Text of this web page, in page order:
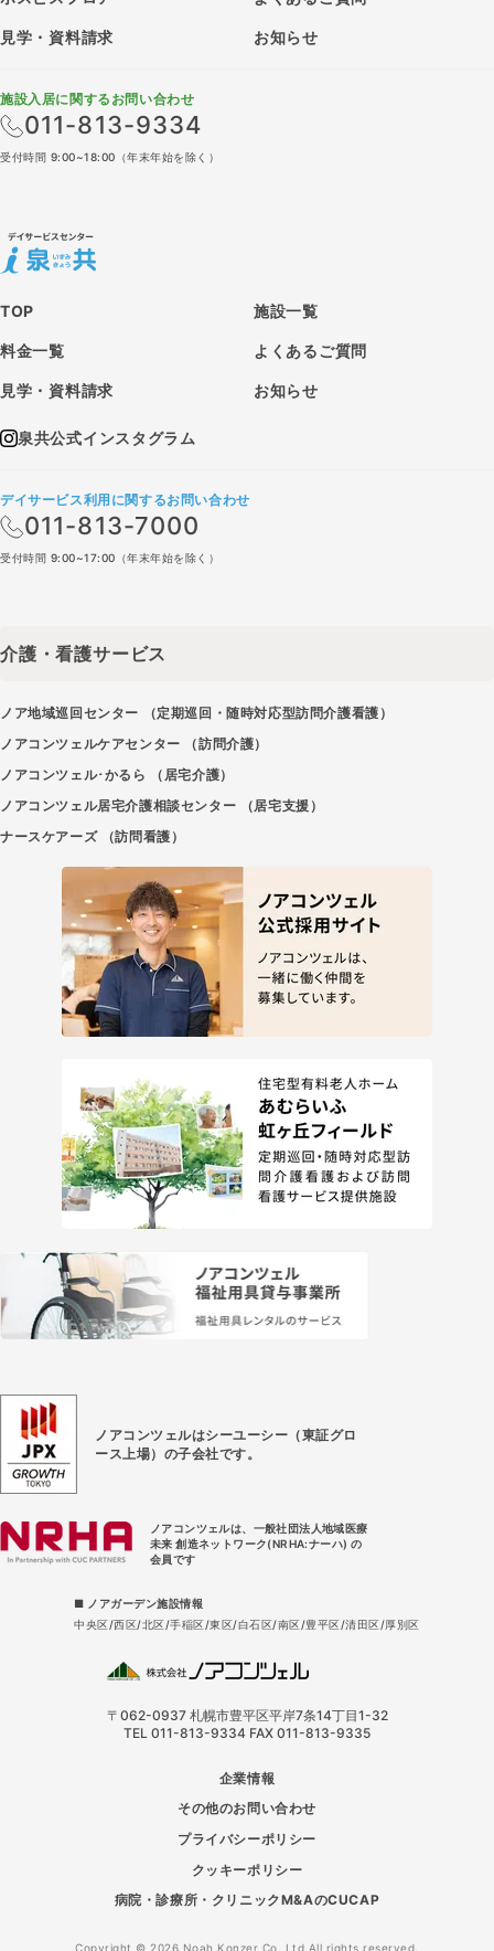
介護・看護サービス
見学・資料請求 お知らせ
TOP 施設一覧
料金一覧 よくあるご質問
見学・資料請求 お知らせ
泉共公式インスタグラム
ノア地域巡回センター （定期巡回・随時対応型訪問介護看護）
ノアコンツェルケアセンター （訪問介護）
ノアコンツェル･かるら （居宅介護）
ノアコンツェル居宅介護相談センター （居宅支援）
ナースケアーズ （訪問看護）
施設入居に関するお問い合わせ
011-813-9334
受付時間 9:00~18:00（年末年始を除く）
デイサービス利用に関するお問い合わせ
011-813-7000
受付時間 9:00~17:00（年末年始を除く）
ノアコンツェルはシーユーシー（東証グロ
ース上場） の子会社です。
ノアコンツェルは、一般社団法人地域医療
未来 創造ネットワーク(NRHA:ナーハ) の
会員です
■ ノアガーデン施設情報
中央区 西区 北区 手稲区 東区 白石区 南区 豊平区 清田区 厚別区
〒062-0937 札幌市豊平区平岸7条14丁目1-32
TEL 011-813-9334 FAX 011-813-9335
企業情報
その他のお問い合わせ
プライバシーポリシー
クッキーポリシー
病院・診療所・クリニックM&AのCUCAP
Copyright © 2026 Noah Konzer Co.,Ltd All rights reserved.